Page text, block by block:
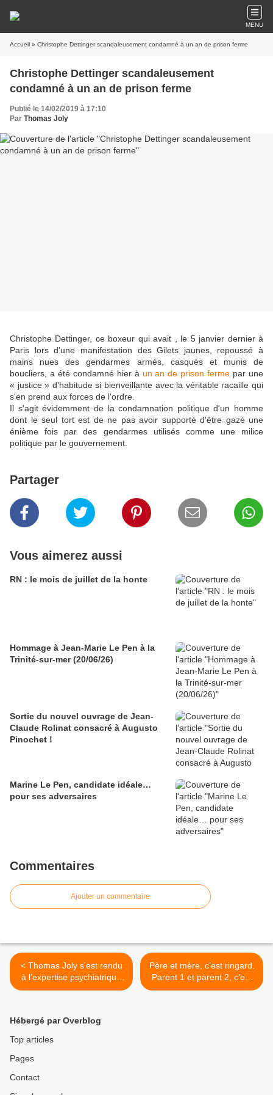
MENU
Accueil » Christophe Dettinger scandaleusement condamné à un an de prison ferme
Christophe Dettinger scandaleusement
condamné à un an de prison ferme
Publié le 14/02/2019 à 17:10
Par Thomas Joly
Christophe Dettinger, ce boxeur qui avait , le 5 janvier dernier à
Paris lors d'une manifestation des Gilets jaunes, repoussé à
mains nues des gendarmes armés, casqués et munis de
boucliers, a été condamné hier à un an de prison ferme par une
« justice » d'habitude si bienveillante avec la véritable racaille qui
s'en prend aux forces de l'ordre.
Il s'agit évidemment de la condamnation politique d'un homme
dont le seul tort est de ne pas avoir supporté d'être gazé une
énième fois par des gendarmes utilisés comme une milice
politique par le gouvernement.
Partager
Vous aimerez aussi
RN : le mois de juillet de la honte
Hommage à Jean-Marie Le Pen à la
Trinité-sur-mer (20/06/26)
Sortie du nouvel ouvrage de Jean-
Claude Rolinat consacré à Augusto
Pinochet !
Marine Le Pen, candidate idéale…
pour ses adversaires
Commentaires
Ajouter un commentaire
< Thomas Joly s'est rendu
à l'expertise psychiatrique
ordonnée par la justice
Père et mère, c’est ringard.
Parent 1 et parent 2, c’est
tellement mieux ! >
Hébergé par Overblog
Top articles
Pages
Contact